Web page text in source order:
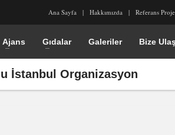
Ana Sayfa Hakkımızda Referans
Ajans Gıdalar Galeriler Bize
İstanbul Organizasyon